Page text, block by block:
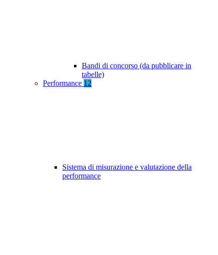
Bandi di concorso (da pubblicare in
tabelle)
Performance 12
Sistema di misurazione e valutazione della
performance